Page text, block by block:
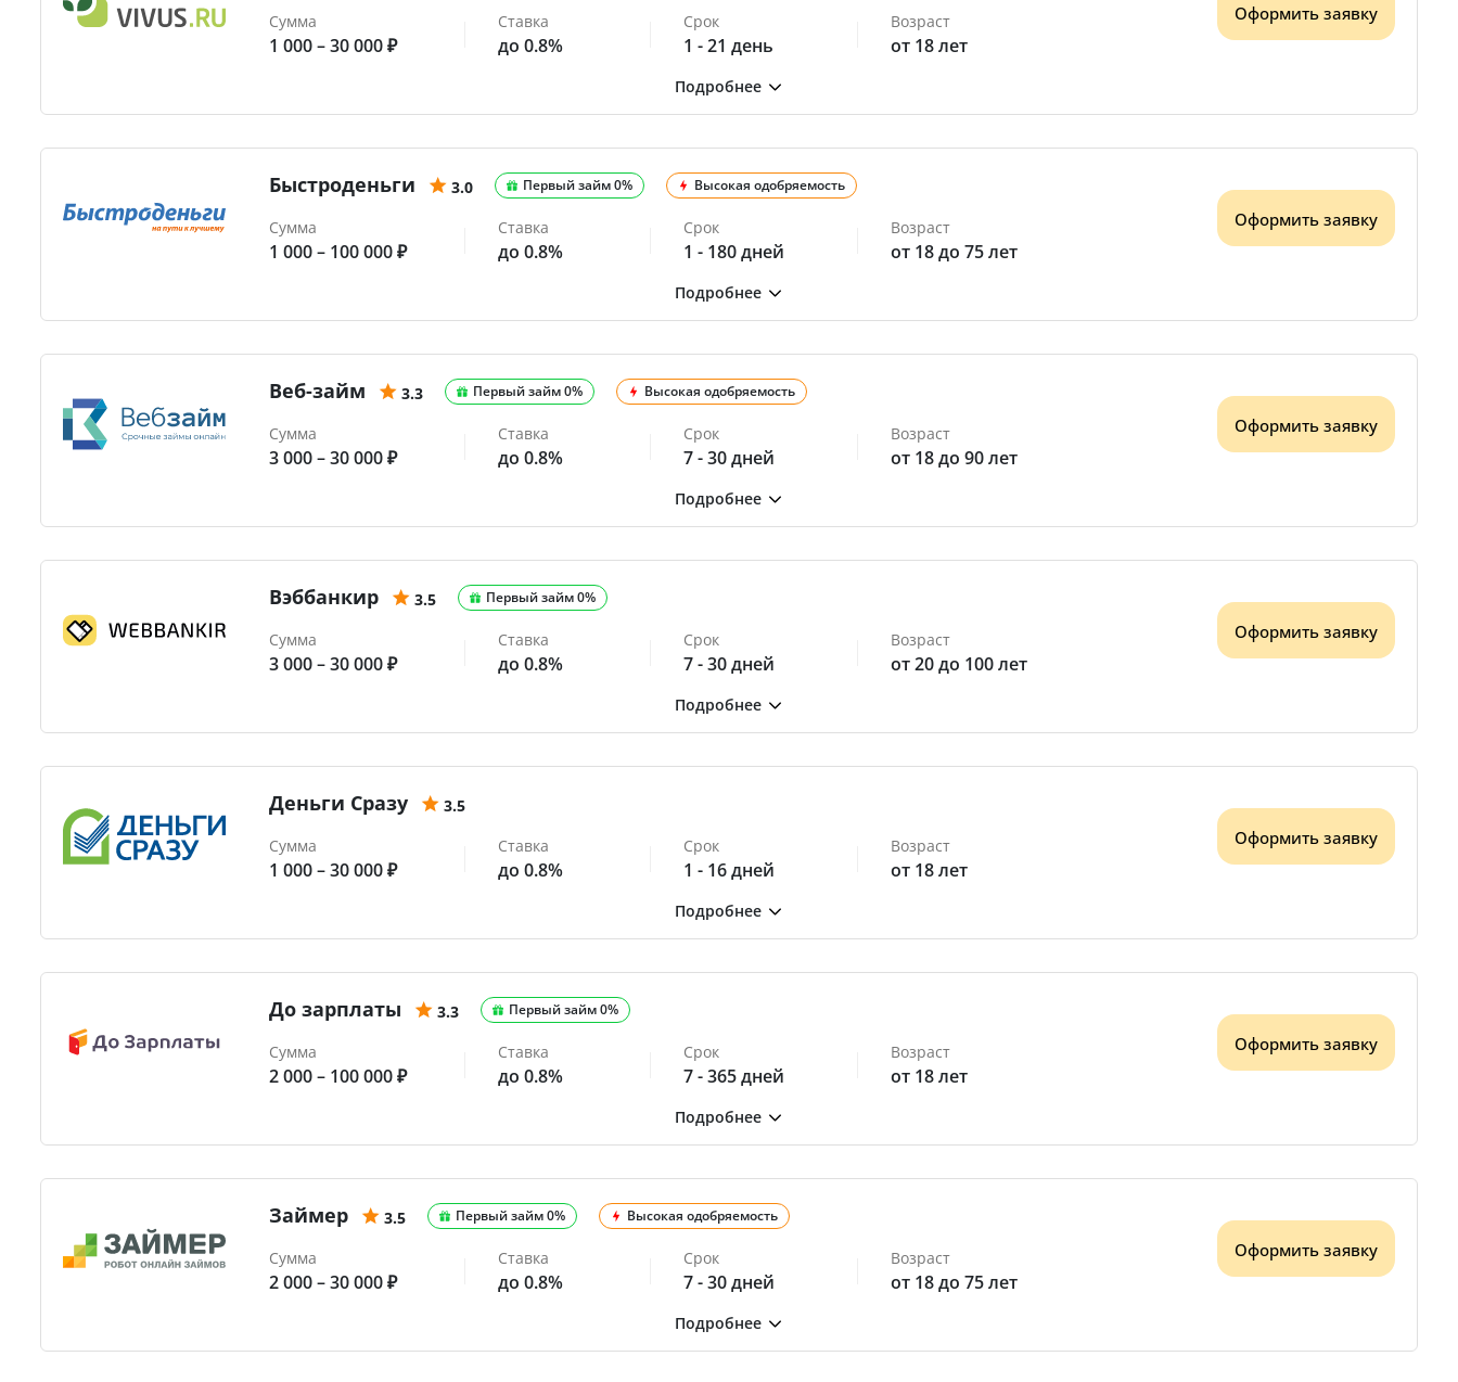
Сумма
1 000 – 30 000 ₽
Ставка
до 0.8%
Срок
1 - 21 день
Возраст
от 18 лет
Оформить заявку
Быстроденьги 3.0 Первый займ 0% Высокая одобряемость
Сумма
1 000 – 100 000 ₽
Ставка
до 0.8%
Срок
1 - 180 дней
Возраст
от 18 до 75 лет
Оформить заявку
Веб-займ 3.3 Первый займ 0% Высокая одобряемость
Сумма
3 000 – 30 000 ₽
Ставка
до 0.8%
Срок
7 - 30 дней
Возраст
от 18 до 90 лет
Оформить заявку
Вэббанкир 3.5 Первый займ 0%
Сумма
3 000 – 30 000 ₽
Ставка
до 0.8%
Срок
7 - 30 дней
Возраст
от 20 до 100 лет
Оформить заявку
Деньги Сразу
3.5
Сумма
1 000 – 30 000 ₽
Ставка
до 0.8%
Срок
1 - 16 дней
Возраст
от 18 лет
Оформить заявку
До зарплаты 3.3 Первый займ 0%
Сумма
2 000 – 100 000 ₽
Ставка
до 0.8%
Срок
7 - 365 дней
Возраст
от 18 лет
Оформить заявку
Займер 3.5 Первый займ 0% Высокая одобряемость
Сумма
2 000 – 30 000 ₽
Ставка
до 0.8%
Срок
7 - 30 дней
Возраст
от 18 до 75 лет
Оформить заявку